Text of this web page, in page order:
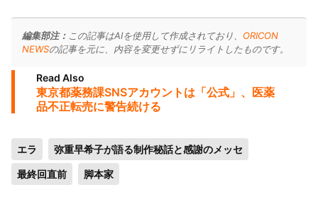
編集部注： この記事はAIを使用して作成されており、 ORICON
NEWSの記事を元に、内容を変更せずにリライトしたものです。
Read Also
東京都薬務課SNSアカウントは「公式」、医薬
品不正転売に警告続ける
エラ 弥重早希子が語る制作秘話と感謝のメッセ
最終回直前 脚本家